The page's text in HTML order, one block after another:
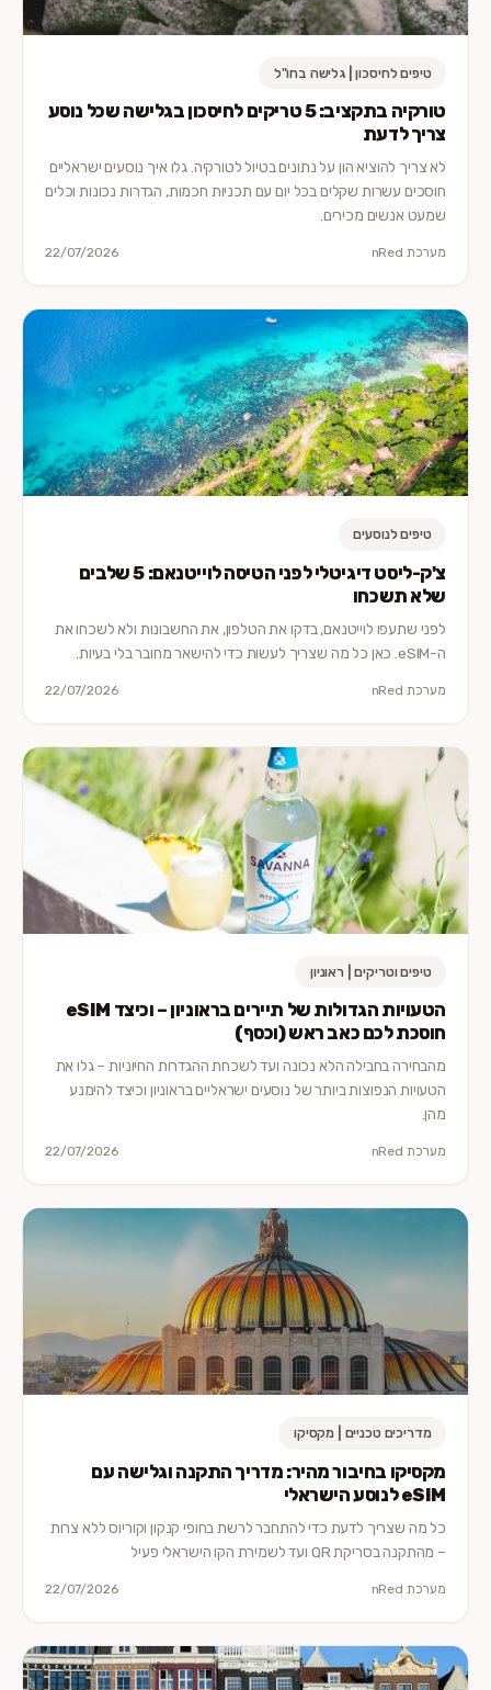
טיפים לחיסכון | גלישה בחו"ל
טורקיה בתקציב: 5 טריקים לחיסכון בגלישה שכל נוסע
צריך לדעת
לא צריך להוציא הון על נתונים בטיול לטורקיה. גלו איך נוסעים ישראליים
חוסכים עשרות שקלים בכל יום עם תכניות חכמות, הגדרות נכונות וכלים
שמעט אנשים מכירים.
מערכת nRed 22/07/2026
טיפים לנוסעים
צ'ק-ליסט דיגיטלי לפני הטיסה לוייטנאם: 5 שלבים
שלא תשכחו
לפני שתעפו לוייטנאם, בדקו את הטלפון, את החשבונות ולא לשכחו את
ה-eSIM. כאן כל מה שצריך לעשות כדי להישאר מחובר בלי בעיות.
מערכת nRed 22/07/2026
טיפים וטריקים | ראוניון
הטעויות הגדולות של תיירים בראוניון – וכיצד eSIM
חוסכת לכם כאב ראש (וכסף)
מהבחירה בחבילה הלא נכונה ועד לשכחת ההגדרות החיוניות – גלו את
הטעויות הנפוצות ביותר של נוסעים ישראליים בראוניון וכיצד להימנע
מהן.
מערכת nRed 22/07/2026
מדריכים טכניים | מקסיקו
מקסיקו בחיבור מהיר: מדריך התקנה וגלישה עם
eSIM לנוסע הישראלי
כל מה שצריך לדעת כדי להתחבר לרשת בחופי קנקון וקוריוס ללא צרות
– מהתקנה בסריקת QR ועד לשמירת הקו הישראלי פעיל
מערכת nRed 22/07/2026